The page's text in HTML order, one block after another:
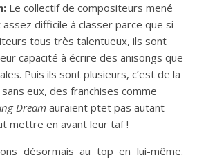
Le collectif de compositeurs mené
difficile à classer parce que si
tous très talentueux, ils sont
capacité à écrire des anisongs que
Puis ils sont plusieurs, c’est de la
eux, des franchises comme
Dream auraient ptet pas autant
mettre en avant leur taf !
désormais au top en lui-même.